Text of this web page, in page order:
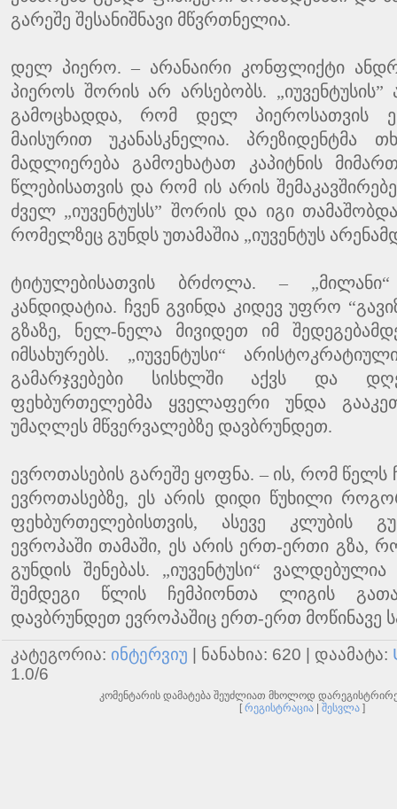
გარეშე შესანიშნავი მწვრთნელია.
დელ პიერო. – არანაირი კონფლიქტი
პიეროს შორის არ არსებობს. „იუვენტუსის”
გამოცხადდა, რომ დელ პიეროსათვის
მაისურით უკანასკნელია. პრეზიდენტმა
მადლიერება გამოეხატათ კაპიტნის
წლებისათვის და რომ ის არის
ძველ „იუვენტუსს” შორის და იგი
რომელზეც გუნდს უთამაშია „იუვენტუს
ტიტულებისათვის ბრძოლა. –
კანდიდატია. ჩვენ გვინდა კიდევ უფრო
გზაზე, ნელ-ნელა მივიდეთ იმ
იმსახურებს. „იუვენტუსი“
გამარჯვებები სისხლში აქვს და
ფეხბურთელებმა ყველაფერი უნდა
უმაღლეს მწვერვალებზე დავბრუნდეთ.
ევროთასების გარეშე ყოფნა. – ის, რომ წელს
ევროთასებზე, ეს არის დიდი წუხილი
ფეხბურთელებისთვის, ასევე კლუბის
ევროპაში თამაში, ეს არის ერთ-ერთი გზა,
გუნდის შენებას. „იუვენტუსი“
შემდეგი წლის ჩემპიონთა ლიგის
დავბრუნდეთ ევროპაშიც ერთ-ერთ მოწინავე
ᲙᲐᲢᲔᲒᲝᲠᲘᲐ: ᲘᲜᲢᲔᲠᲕᲘᲣ ᲜᲐᲜᲐᲮᲘᲐ: 620 | ᲓᲐᲐᲛᲐᲢᲐ:
1.0/6
კომენტარის დამატება შეუძლიათ მხოლოდ
[რეგისტრაცია შესვლა ]